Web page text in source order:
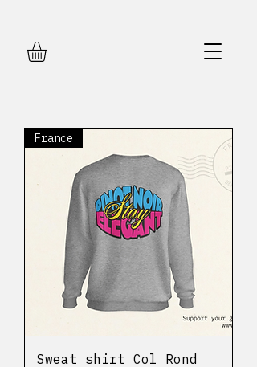
France
Sweat shirt Col Rond